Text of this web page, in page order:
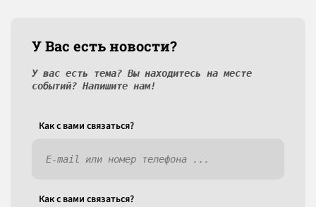
У Вас есть новости?
У вас есть тема? Вы находитесь на месте
событий? Напишите нам!
Как c вами связаться?
Как c вами связаться?